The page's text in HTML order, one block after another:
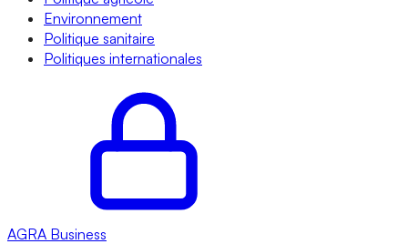
Environnement
Politique sanitaire
Politiques internationales
AGRA Business